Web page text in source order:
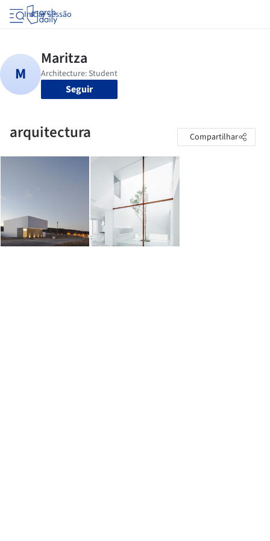
Iniciar sessão
Seguir
arquitectura Compartilhar